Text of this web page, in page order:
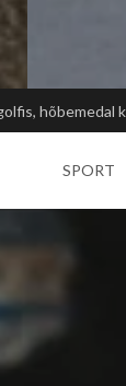
ja
SPORT